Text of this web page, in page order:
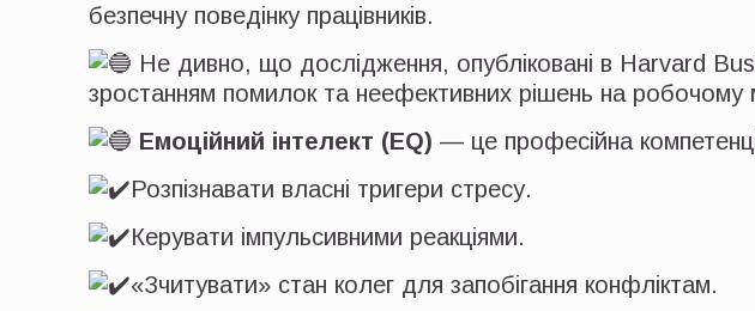
безпечну поведінку працівників.
Не дивно, що дослідження, опубліковані в Harvard
зростанням помилок та неефективних рішень на робочому
Емоційний інтелект (EQ)— це професійна
Розпізнавати власні тригери стресу.
Керувати імпульсивними реакціями.
«Зчитувати» стан колег для запобігання конфліктам.